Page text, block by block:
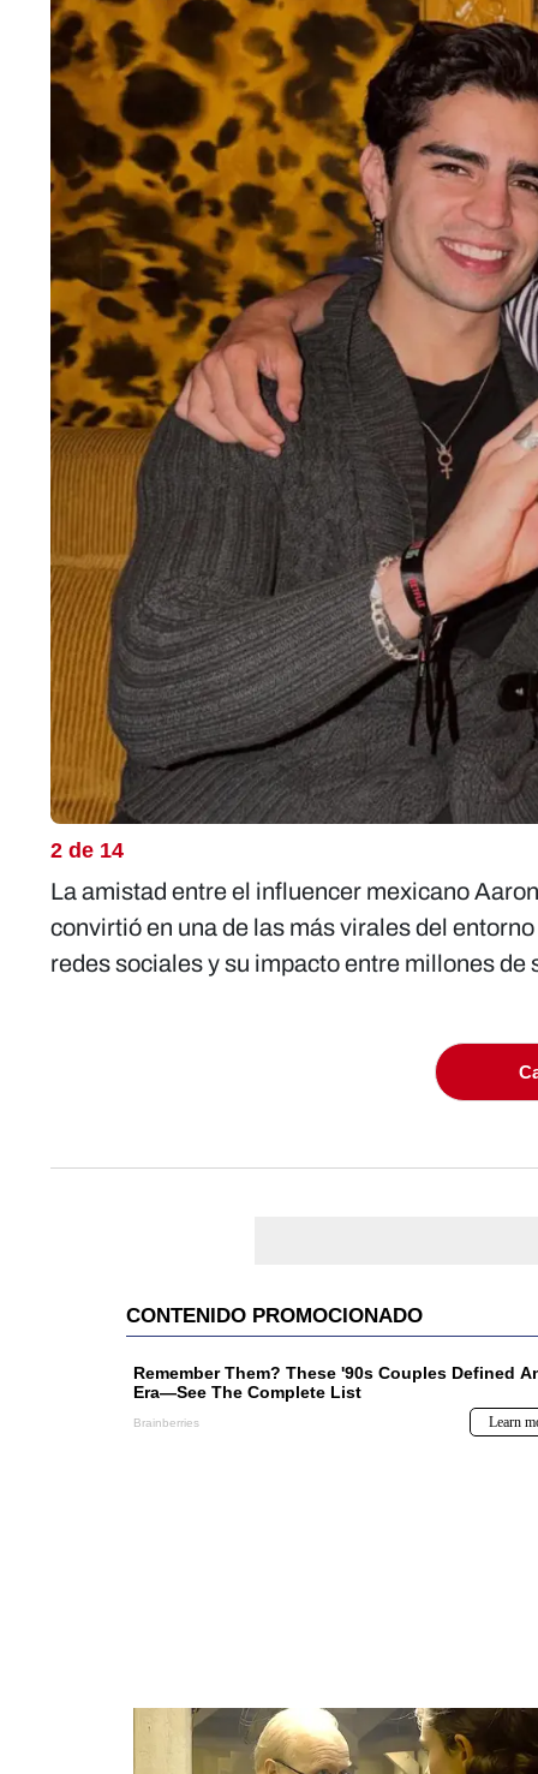
2 de 14
La amistad entre el influencer mexicano
convirtió en una de las más virales del
redes sociales y su impacto entre millones de